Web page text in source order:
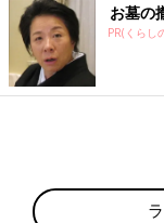
ホワイトの大きめ
ピクニックのとき
お墓の
PR(くらし